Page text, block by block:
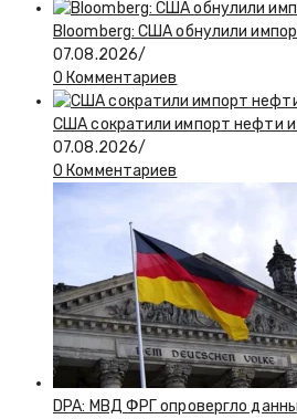
Bloomberg: США обнулили
07.08.2026/
0 Комментариев
США сократили импорт нефти
07.08.2026/
0 Комментариев
DPA: МВД ФРГ опровергло